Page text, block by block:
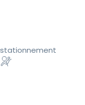
stationnement